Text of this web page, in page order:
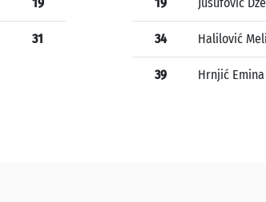
19
31
19 Jusufović
34 Halilović
39 Hrnjić Emina